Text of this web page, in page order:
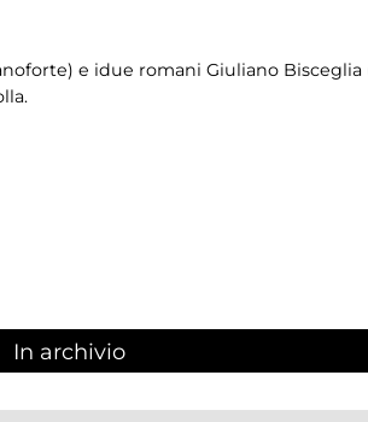
e idue romani Giuliano
In archivio